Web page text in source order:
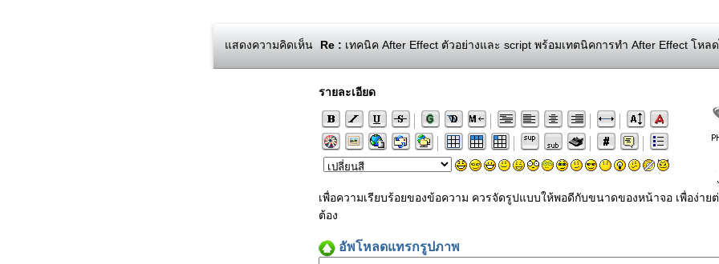
แสดงความคิดเห็น Re : เทคนิค After Effect ตัวอย่างและ script พร้อมเทตนิคการทำ After Effect โหล
รายละเอียด
เพื่อความเรียบร้อยของข้อความ ควรจัดรูปแบบให้พอดีกับขนาดของหน้าจอ เพื่อง่า
ต้อง
อัพโหลดแทรกรูปภาพ